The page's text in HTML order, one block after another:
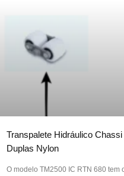
Transpalete Hidráulico
Duplas Nylon
O modelo TM2500 IC RTN 680